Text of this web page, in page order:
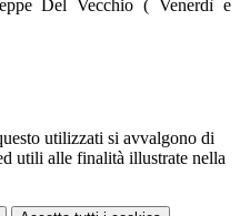
Del Vecchio ( Venerdì e
utilizzati si avvalgono di
utili alle finalità illustrate nella